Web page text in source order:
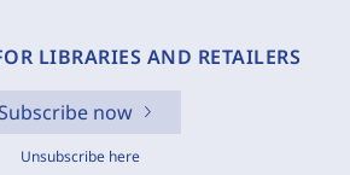
LIBRARIES AND RETAILERS
Subscribe now
Unsubscribe here